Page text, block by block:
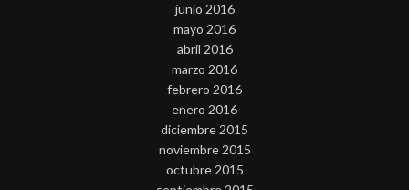
junio 2016
mayo 2016
abril 2016
marzo 2016
febrero 2016
enero 2016
diciembre 2015
noviembre 2015
octubre 2015